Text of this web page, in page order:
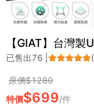
【GIAT】台灣
已售出76 (
原價$1280
特價$699/件